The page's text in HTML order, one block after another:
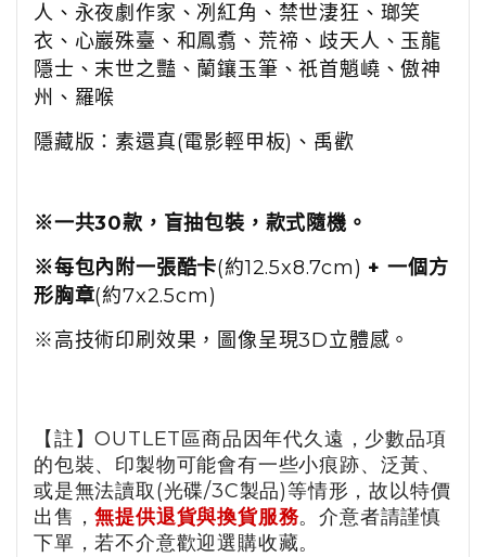
人、永夜劇作家、冽紅角、禁世淒狂、瑯笑
衣、心巖殊臺、和鳳翥、 荒禘、歧天人、玉龍
隱士、末世之豔、蘭鑲玉筆、祇首魈嶢、傲神
州、羅喉
隱藏版：素還真(電影輕甲板)、禹歡
※一共30款，盲抽包裝，款式隨機。
※每包內附一張酷卡(約12.5x8.7cm) + 一個方
形胸章(約7x2.5cm)
※高技術印刷效果，圖像呈現3D立體感。
【註】OUTLET區商品因年代久遠，少數品項
的包裝、印製物可能會有一些小痕跡、泛黃、
或是無法讀取(光碟/3C製品)等情形，故以特價
出售，無提供退貨與換貨服務。介意者請謹慎
下單，若不介意歡迎選購收藏。